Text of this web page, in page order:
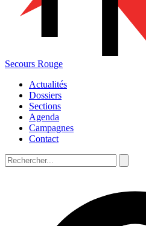
Secours Rouge
Actualités
Dossiers
Sections
Agenda
Campagnes
Contact